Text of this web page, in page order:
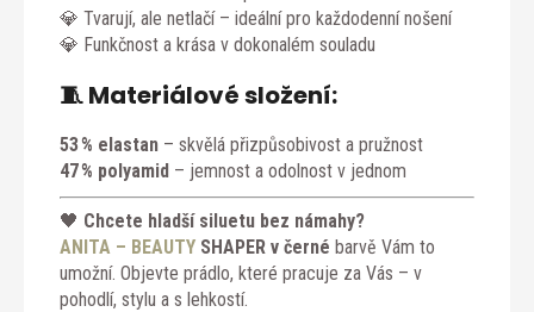
💎 Tvarují, ale netlačí – ideální pro každodenní nošení
💎 Funkčnost a krása v dokonalém souladu
🧵 Materiálové složení:
53 % elastan – skvělá přizpůsobivost a pružnost
47 % polyamid – jemnost a odolnost v jednom
🖤 Chcete hladší siluetu bez námahy?
ANITA – BEAUTY SHAPER v černé barvě Vám to
umožní. Objevte prádlo, které pracuje za Vás – v
pohodlí, stylu a s lehkostí.